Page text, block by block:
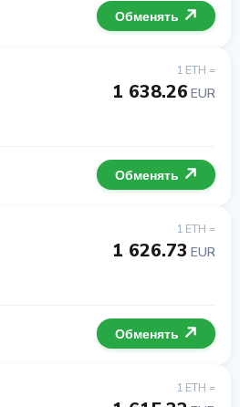
Обменять
1 ETH =
1 638.26 EUR
Обменять
1 ETH =
1 626.73 EUR
Обменять
1 ETH =